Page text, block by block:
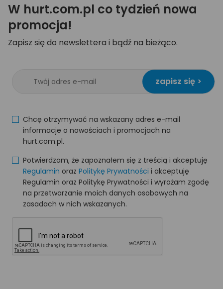
W hurt.com.pl co tydzień nowa
promocja!
Zapisz się do newslettera i bądź na bieżąco.
zapisz się >
Chcę otrzymywać na wskazany adres e-mail
informacje o nowościach i promocjach na
hurt.com.pl.
Potwierdzam, że zapoznałem się z treścią i akceptuję
Regulamin oraz Politykę Prywatności i akceptuję
Regulamin oraz Politykę Prywatności i wyrażam zgodę
na przetwarzanie moich danych osobowych na
zasadach w nich wskazanych.